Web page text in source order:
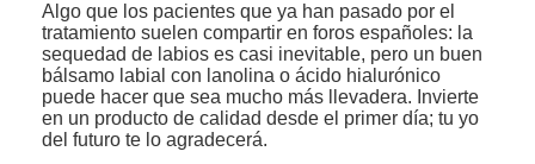
Algo que los pacientes que ya han pasado por el
tratamiento suelen compartir en foros españoles: la
sequedad de labios es casi inevitable, pero un buen
bálsamo labial con lanolina o ácido hialurónico
puede hacer que sea mucho más llevadera. Invierte
en un producto de calidad desde el primer día; tu yo
del futuro te lo agradecerá.